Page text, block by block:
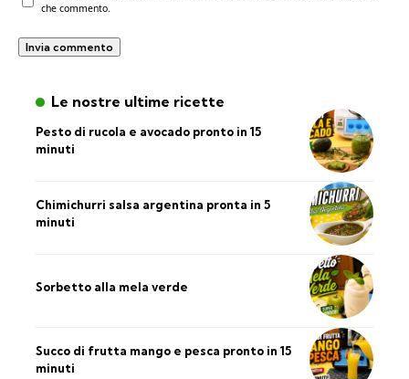
che commento.
Le nostre ultime ricette
Pesto di rucola e avocado pronto in 15
minuti
Chimichurri salsa argentina pronta in 5
minuti
Sorbetto alla mela verde
Succo di frutta mango e pesca pronto in 15
minuti